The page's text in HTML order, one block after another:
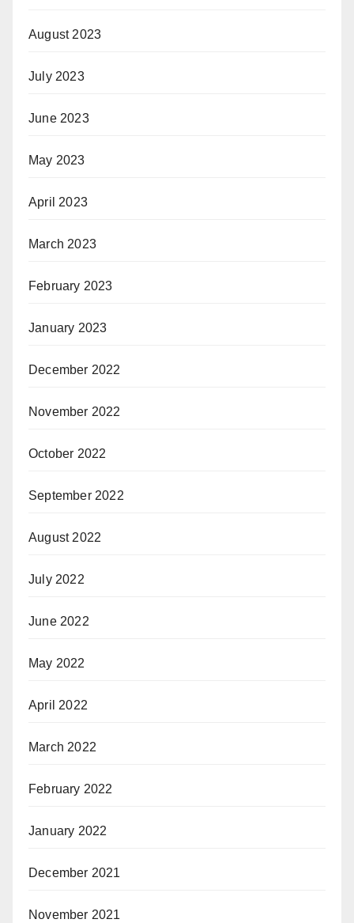
August 2023
July 2023
June 2023
May 2023
April 2023
March 2023
February 2023
January 2023
December 2022
November 2022
October 2022
September 2022
August 2022
July 2022
June 2022
May 2022
April 2022
March 2022
February 2022
January 2022
December 2021
November 2021